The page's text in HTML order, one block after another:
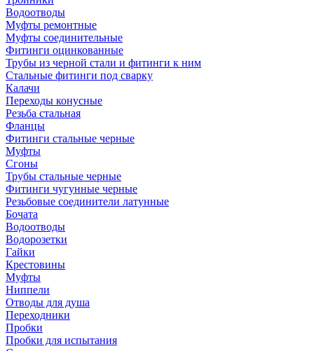
Водоотводы
Муфты ремонтные
Муфты соединительные
Фитинги оцинкованные
Трубы из черной стали и фитинги к ним
Стальные фитинги под сварку
Калачи
Переходы конусные
Резьба стальная
Фланцы
Фитинги стальные черные
Муфты
Сгоны
Трубы стальные черные
Фитинги чугунные черные
Резьбовые соединители латунные
Бочата
Водоотводы
Водорозетки
Гайки
Крестовины
Муфты
Ниппели
Отводы для душа
Переходники
Пробки
Пробки для испытания